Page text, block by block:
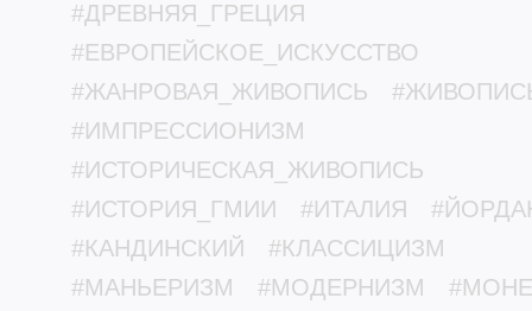
#ДРЕВНЯЯ_ГРЕЦИЯ
#ЕВРОПЕЙСКОЕ_ИСКУССТВО
#ЖАНРОВАЯ_ЖИВОПИСЬ
#ИМПРЕССИОНИЗМ
#ИСТОРИЧЕСКАЯ_ЖИВОПИСЬ
#ИСТОРИЯ_ГМИИ
#ИТАЛИЯ
#КАНДИНСКИЙ
#КЛАССИЦИЗМ
#МАНЬЕРИЗМ
#МОДЕРНИЗМ
#МОНЕ